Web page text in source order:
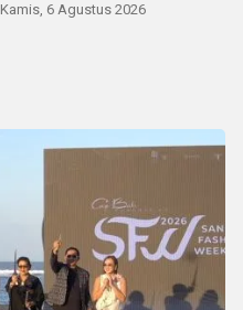
Kamis, 6 Agustus 2026